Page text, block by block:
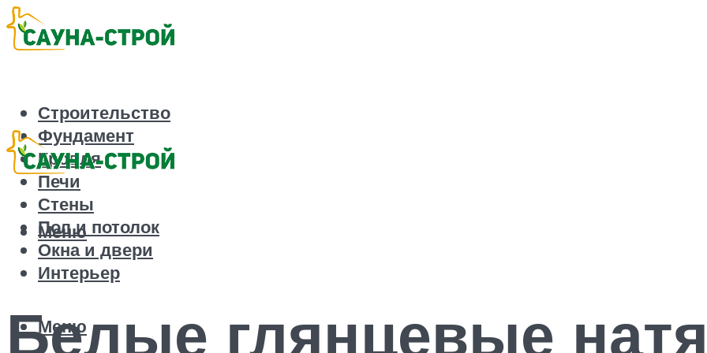
Строительство
Фундамент
Кровля
Печи
Стены
Пол и потолок
Окна и двери
Интерьер
Меню
Меню
Белые глянцевые